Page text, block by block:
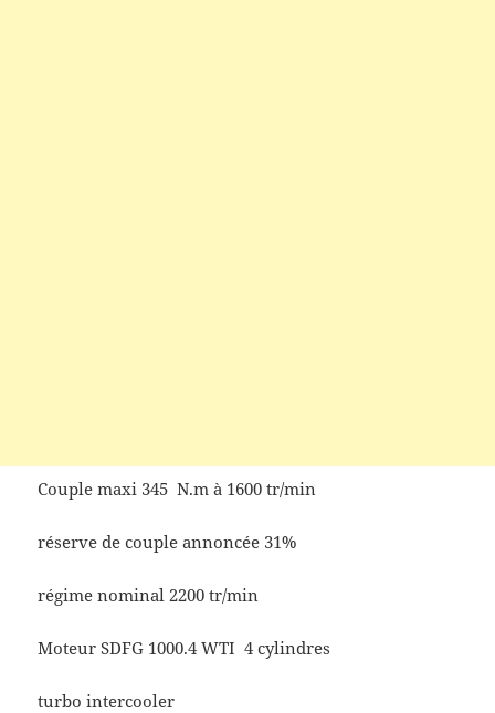
Couple maxi 345 N.m à 1600 tr/min
réserve de couple annoncée 31%
régime nominal 2200 tr/min
Moteur SDFG 1000.4 WTI 4 cylindres
turbo intercooler